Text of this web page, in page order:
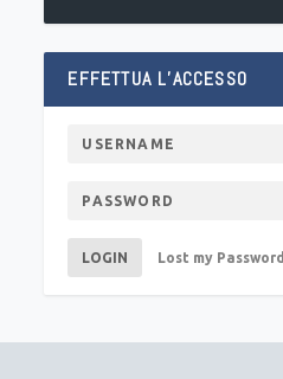
EFFETTUA L’ACCESSO
LOGIN Lost my Password